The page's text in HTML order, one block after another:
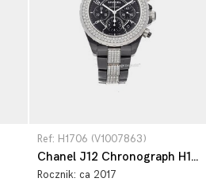
Ref: H1706 (V1007863)
Chanel J12 Chronograph H1706
Rocznik: ca 2017